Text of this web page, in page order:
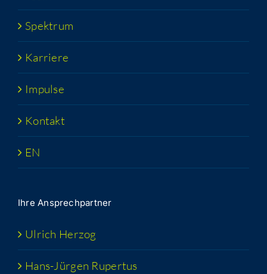
Spek­trum
Kar­rie­re
Impul­se
Kon­takt
EN
Ihre Ansprech­part­ner
Ulrich Her­zog
Hans-Jür­­gen Rupertus